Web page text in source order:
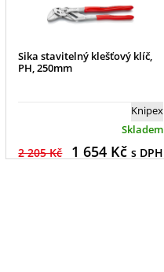
Sika stavitelný klešťový klíč,
PH, 250mm
Knipex
Skladem
2 205 Kč 1 654Kč s DPH